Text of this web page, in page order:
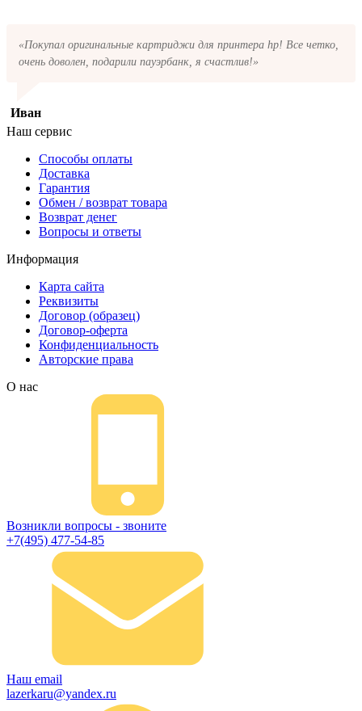
«Покупал оригинальные картриджи для принтера hp! Все четко,
очень доволен, подарили пауэрбанк, я счастлив!»
Иван
Наш сервис
Способы оплаты
Доставка
Гарантия
Обмен / возврат товара
Возврат денег
Вопросы и ответы
Информация
Карта сайта
Реквизиты
Договор (образец)
Договор-оферта
Конфиденциальность
Авторские права
О нас
Возникли вопросы - звоните
+7(495) 477-54-85
Наш email
lazerkaru@yandex.ru